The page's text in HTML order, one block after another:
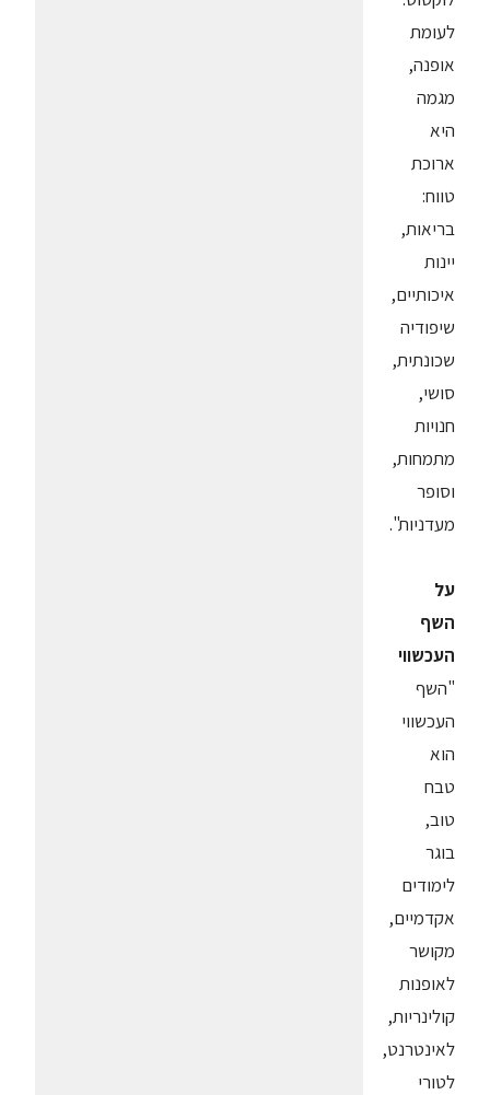
לעומת
אופנה,
מגמה
היא
ארוכת
טווח:
בריאות,
יינות
איכותיים,
שיפודיה
שכונתית,
סושי,
חנויות
מתמחות,
וסופר
מעדניות".
על
השף
העכשווי
"השף
העכשווי
הוא
טבח
טוב,
בוגר
לימודים
אקדמיים,
מקושר
לאופנות
קולינריות,
לאינטרנט,
לטורי